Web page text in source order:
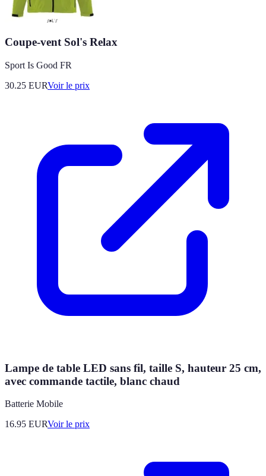
Coupe-vent Sol's Relax
Sport Is Good FR
30.25 EURVoir le prix
Lampe de table LED sans fil, taille S, hauteur 25 cm,
avec commande tactile, blanc chaud
Batterie Mobile
16.95 EURVoir le prix